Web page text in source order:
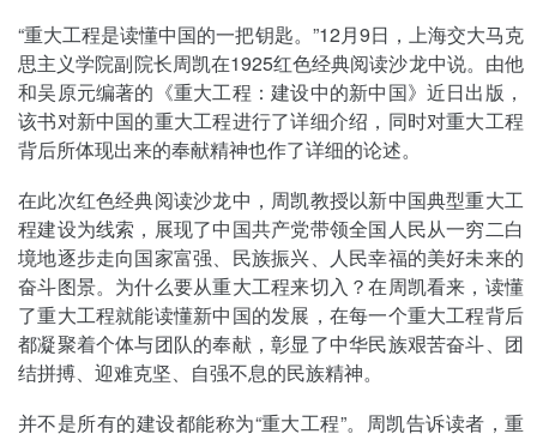
“重大工程是读懂中国的一把钥匙。”12月9日，上海交大马克
思主义学院副院长周凯在1925红色经典阅读沙龙中说。由他
和吴原元编著的《重大工程：建设中的新中国》近日出版，
该书对新中国的重大工程进行了详细介绍，同时对重大工程
背后所体现出来的奉献精神也作了详细的论述。
在此次红色经典阅读沙龙中，周凯教授以新中国典型重大工
程建设为线索，展现了中国共产党带领全国人民从一穷二白
境地逐步走向国家富强、民族振兴、人民幸福的美好未来的
奋斗图景。为什么要从重大工程来切入？在周凯看来，读懂
了重大工程就能读懂新中国的发展，在每一个重大工程背后
都凝聚着个体与团队的奉献，彰显了中华民族艰苦奋斗、团
结拼搏、迎难克坚、自强不息的民族精神。
并不是所有的建设都能称为“重大工程”。周凯告诉读者，重